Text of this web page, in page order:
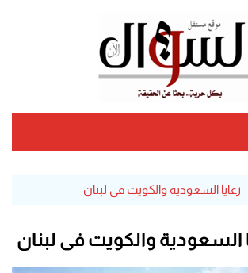
رعايا السعودية والكويت في لبنان
السعودية والكويت في لبنان